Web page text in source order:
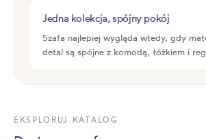
Jedna kolekcja, spójny pokój
Szafa najlepiej wygląda wtedy, gdy
detal są spójne z komodą, łóżkiem i
EKSPLORUJ KATALOG